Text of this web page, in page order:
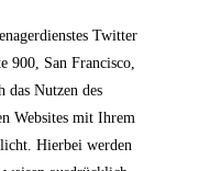
Twitter
San Francisco,
Nutzen des
Websites mit Ihrem
Hierbei werden